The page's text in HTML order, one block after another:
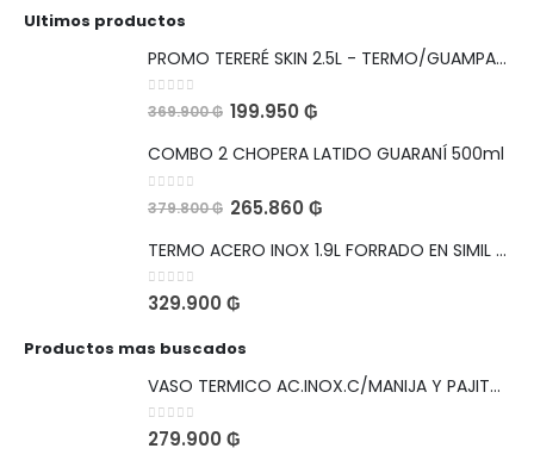
Ultimos productos
PROMO TERERÉ SKIN 2.5L - TERMO/GUAMPA/BOMBILLA
0out of 5
369.900₲ 199.950 ₲
COMBO 2 CHOPERA LATIDO GUARANÍ 500ml
0 out of 5
379.800₲ 265.860 ₲
TERMO ACERO INOX 1.9L FORRADO EN SIMIL CUERO BOCA ANCHA PARA HIELO
0out of 5
329.900 ₲
Productos mas buscados
VASO TERMICO AC.INOX.C/MANIJA Y PAJITA 1,1L LEOPARDO NEGRO VIAJERO CON SKIN DE REGALO
0out of 5
279.900 ₲